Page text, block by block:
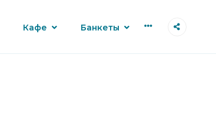
Кафе Банкеты More